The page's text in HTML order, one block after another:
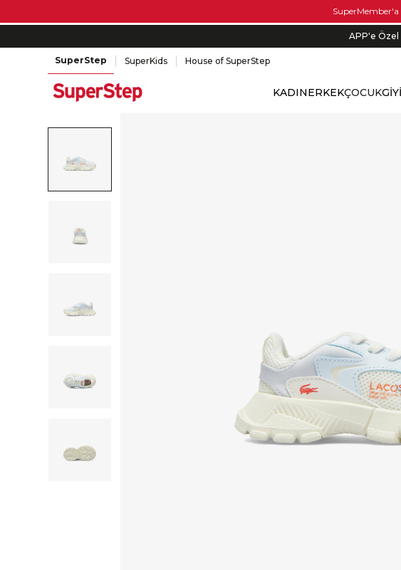
SuperMember'a
APP'e Özel
SuperStep SuperKids House of SuperStep
KADINERKEKÇOCUK